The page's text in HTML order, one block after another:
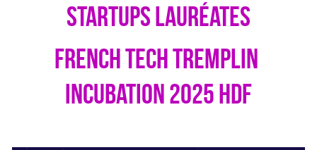
startups lauréates
French Tech tremplin
incubation 2025 hdf